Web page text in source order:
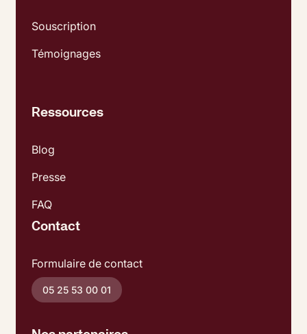
Souscription
Témoignages
Ressources
Blog
Presse
FAQ
Contact
Formulaire de contact
05 25 53 00 01